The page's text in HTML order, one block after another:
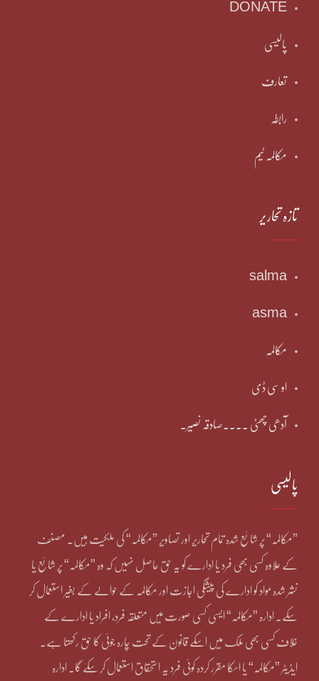
DONATE
پالیسی
تعارف
رابطہ
مکالمہ ٹیم
تازہ تحاریر
salma
asma
مکالمہ
او سی ڈی
آدھی چھٹی ۔۔۔۔صادقہ نصیر۔
پالیسی
”مکالمہ“ پر شائع شدہ تمام تحاریر اور تصاویر ”مکالمہ“ کی ملکیت ہیں۔ مصنف
کے علاوہ کسی بھی فرد یا ادارے کو یہ حق حاصل نہیں کہ وہ ”مکالمہ“ پر شائع یا
نشر شدہ مواد کو ادارے کی پیشگی اجازت اور مکالمہ کے حوالے کے بغیر استعمال کر
سکے۔ ادارہ ”مکالمہ“ ایسی کسی صورت میں متعلقہ فرد، افراد یا ادارے کے
خلاف کسی بھی ملک میں اسکے قانون کے تحت چارہ جوئی کا حق رکھتا ہے۔
ایڈیٹر ”مکالمہ“ یا اسکا مقرر کردہ کوئی فرد یہ استحقاق استعمال کر سکے گا۔ ادارہ